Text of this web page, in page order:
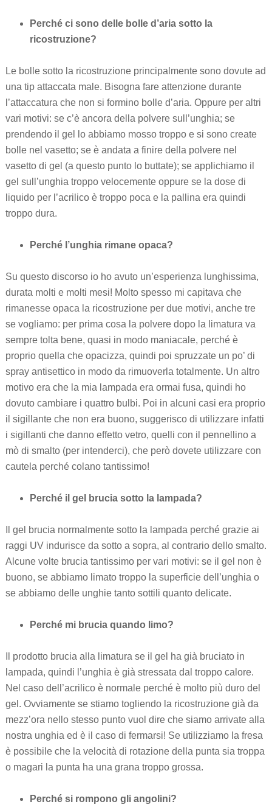
Perché ci sono delle bolle d’aria sotto la
ricostruzione?
Le bolle sotto la ricostruzione principalmente sono dovute ad
una tip attaccata male. Bisogna fare attenzione durante
l’attaccatura che non si formino bolle d’aria. Oppure per altri
vari motivi: se c’è ancora della polvere sull’unghia; se
prendendo il gel lo abbiamo mosso troppo e si sono create
bolle nel vasetto; se è andata a finire della polvere nel
vasetto di gel (a questo punto lo buttate); se applichiamo il
gel sull’unghia troppo velocemente oppure se la dose di
liquido per l’acrilico è troppo poca e la pallina era quindi
troppo dura.
Perché l’unghia rimane opaca?
Su questo discorso io ho avuto un’esperienza lunghissima,
durata molti e molti mesi! Molto spesso mi capitava che
rimanesse opaca la ricostruzione per due motivi, anche tre
se vogliamo: per prima cosa la polvere dopo la limatura va
sempre tolta bene, quasi in modo maniacale, perché è
proprio quella che opacizza, quindi poi spruzzate un po’ di
spray antisettico in modo da rimuoverla totalmente. Un altro
motivo era che la mia lampada era ormai fusa, quindi ho
dovuto cambiare i quattro bulbi. Poi in alcuni casi era proprio
il sigillante che non era buono, suggerisco di utilizzare infatti
i sigillanti che danno effetto vetro, quelli con il pennellino a
mò di smalto (per intenderci), che però dovete utilizzare con
cautela perché colano tantissimo!
Perché il gel brucia sotto la lampada?
Il gel brucia normalmente sotto la lampada perché grazie ai
raggi UV indurisce da sotto a sopra, al contrario dello smalto.
Alcune volte brucia tantissimo per vari motivi: se il gel non è
buono, se abbiamo limato troppo la superficie dell’unghia o
se abbiamo delle unghie tanto sottili quanto delicate.
Perché mi brucia quando limo?
Il prodotto brucia alla limatura se il gel ha già bruciato in
lampada, quindi l’unghia è già stressata dal troppo calore.
Nel caso dell’acrilico è normale perché è molto più duro del
gel. Ovviamente se stiamo togliendo la ricostruzione già da
mezz’ora nello stesso punto vuol dire che siamo arrivate alla
nostra unghia ed è il caso di fermarsi! Se utilizziamo la fresa
è possibile che la velocità di rotazione della punta sia troppa
o magari la punta ha una grana troppo grossa.
Perché si rompono gli angolini?